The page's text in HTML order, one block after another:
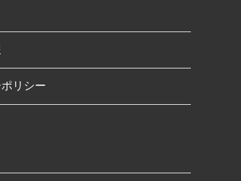
Nintendo Switch修理実績
iPhone 14 Pro
リシー